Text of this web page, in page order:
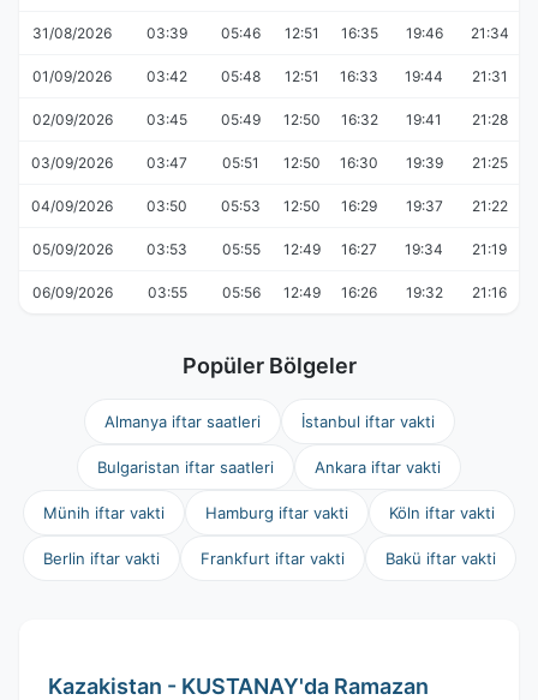
31/08/2026 03:39 05:46 12:51 16:35 19:46 21:34
01/09/2026 03:42 05:48 12:51 16:33 19:44 21:31
02/09/2026 03:45 05:49 12:50 16:32 19:41 21:28
03/09/2026 03:47 05:51 12:50 16:30 19:39 21:25
04/09/2026 03:50 05:53 12:50 16:29 19:37 21:22
05/09/2026 03:53 05:55 12:49 16:27 19:34 21:19
06/09/2026 03:55 05:56 12:49 16:26 19:32 21:16
Popüler Bölgeler
Almanya iftar saatleri İstanbul iftar vakti
Bulgaristan iftar saatleri Ankara iftar vakti
Münih iftar vakti Hamburg iftar vakti Köln iftar vakti
Berlin iftar vakti Frankfurt iftar vakti Bakü iftar vakti
Kazakistan - KUSTANAY'da Ramazan